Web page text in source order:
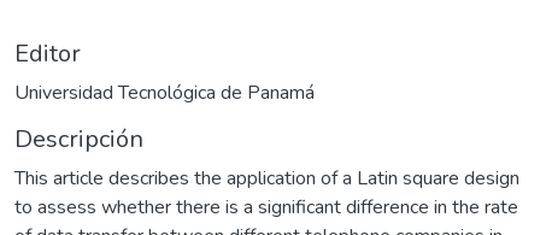
Editor
Universidad Tecnológica de Panamá
Descripción
This article describes the application of a Latin square design
to assess whether there is a significant difference in the rate